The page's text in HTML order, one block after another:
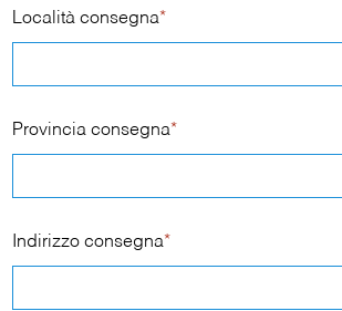
Località consegna*
Provincia consegna*
Indirizzo consegna*